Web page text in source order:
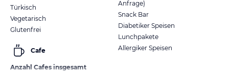
Türkisch
Vegetarisch
Glutenfrei
Cafe
Anzahl Cafes insgesamt
Anfrage)
Snack Bar
Diabetiker Speisen
Lunchpakete
Allergiker Speisen